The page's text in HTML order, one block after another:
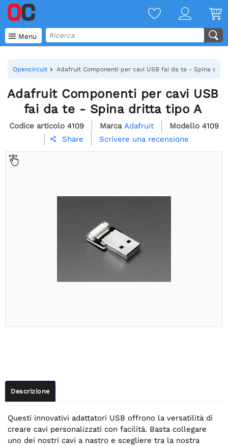
 Menu
Opencircuit Adafruit Componenti per cavi USB fai da te - Spina
Adafruit Componenti per cavi USB
fai da te - Spina dritta tipo A
Codice articolo 4109 Marca Adafruit Modello 4109
 Share Scrivere una recensione
Descrizione
Questi innovativi adattatori USB offrono la versatilità di
creare cavi personalizzati con facilità. Basta collegare
uno dei nostri cavi a nastro e scegliere tra la nostra